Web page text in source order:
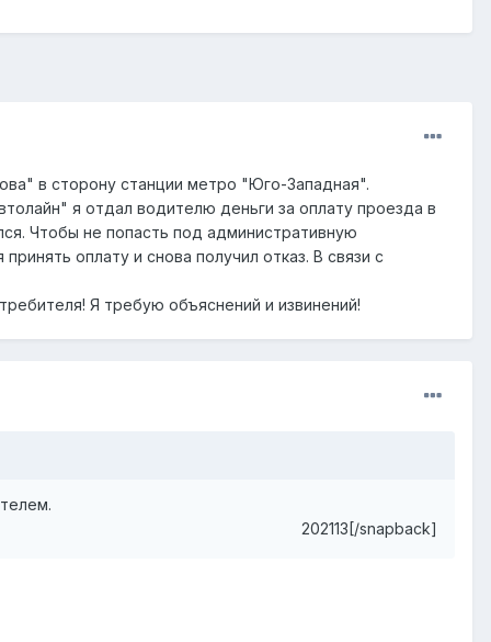
в сторону станции метро "Юго-Западная".
я отдал водителю деньги за оплату проезда в
Чтобы не попасть под административную
оплату и снова получил отказ. В связи с
Я требую объяснений и извинений!
202113[/snapback]